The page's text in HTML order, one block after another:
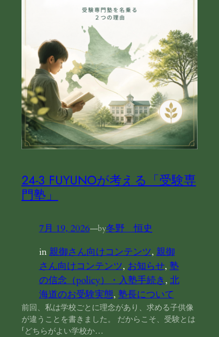
24‐3 FUYUNOが考える「受験専
門塾」
7月 19, 2026—by冬野 恒史
in親御さん向けコンテンツ, 親御
さん向けコンテンツ, お知らせ, 塾
の信念（policy）・入塾手続き, 北
海道のお受験実態, 塾長について
前回、私は学校ごとに理念があり、求める子供像
が違うことを書きました。 だからこそ、受験とは
「どちらがよい学校か…